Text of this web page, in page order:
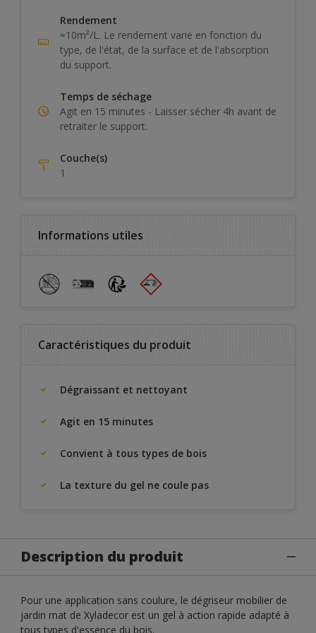
Rendement
≈10m²/L. Le rendement varie en fonction du
type, de l'état, de la surface et de l'absorption
du support.
Temps de séchage
Agit en 15 minutes - Laisser sécher 4h avant de
retraiter le support.
Couche(s)
1
Informations utiles
Caractéristiques du produit
Dégraissant et nettoyant
Agit en 15 minutes
Convient à tous types de bois
La texture du gel ne coule pas
Description du produit
Pour une application sans coulure, le dégriseur mobilier de
jardin mat de Xyladecor est un gel à action rapide adapté à
tous types d'essence du bois.